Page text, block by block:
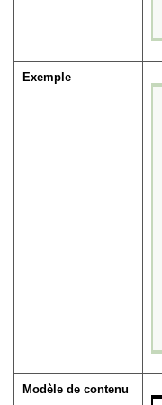
Exemple
Modèle de contenu